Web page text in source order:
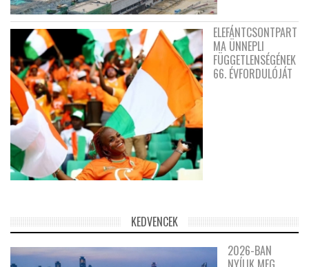
ELEFÁNTCSONTPART
MA ÜNNEPLI
FÜGGETLENSÉGÉNEK
66. ÉVFORDULÓJÁT
KEDVENCEK
2026-BAN